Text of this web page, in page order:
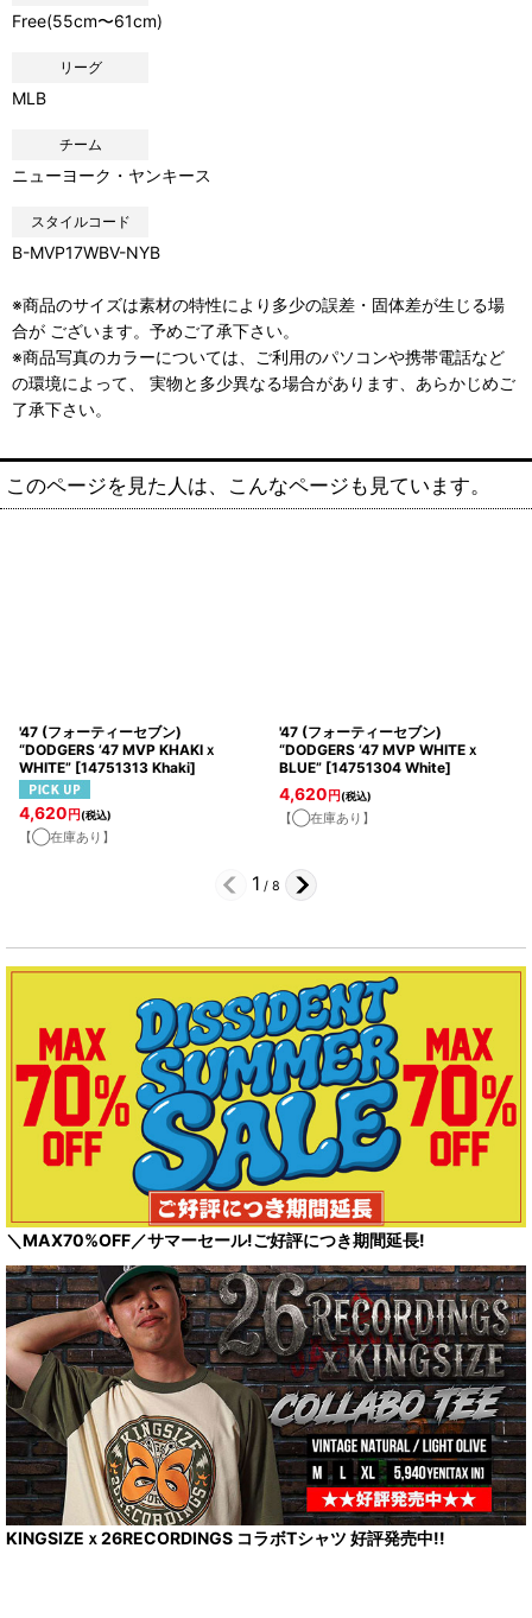
Free(55cm〜61cm)
リーグ
MLB
チーム
ニューヨーク・ヤンキース
スタイルコード
B-MVP17WBV-NYB
※商品のサイズは素材の特性により多少の誤差・固体差が生じる場
合が ございます。予めご了承下さい。
※商品写真のカラーについては、ご利用のパソコンや携帯電話など
の環境によって、 実物と多少異なる場合があります、あらかじめご
了承下さい。
このページを見た人は、こんなページも見ています。
'47 (フォーティーセブン)
“DODGERS ’47 MVP KHAKIｘ
WHITE” [14751313 Khaki]
4,620 円(税込)
【◯在庫あり】
'47 (フォーティーセブン)
“DODGERS ’47 MVP WHITEｘ
BLUE” [14751304 White]
4,620 円(税込)
【◯在庫あり】
1 / 8
＼MAX70%OFF／サマーセール!ご好評につき期間延長!
KINGSIZEｘ26RECORDINGS コラボTシャツ 好評発売中!!